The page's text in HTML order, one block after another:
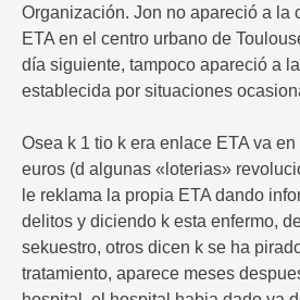
Organización. Jon no apareció a la
ETA en el centro urbano de
día siguiente, tampoco apareció a
establecida por situaciones
Osea k 1 tio k era enlace ETA va
euros (d algunas «loterias»
le reklama la propia ETA dando
delitos y diciendo k esta enfermo,
sekuestro, otros dicen k se ha
tratamiento, aparece meses